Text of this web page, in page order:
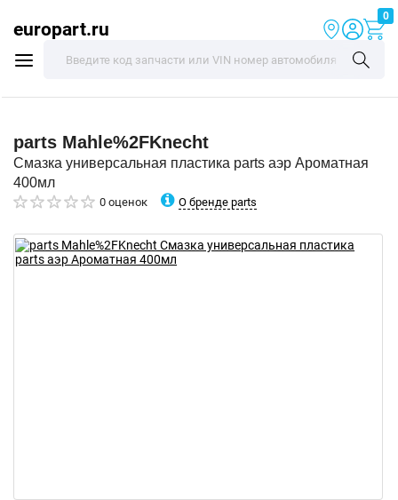
europart.ru
0
parts Mahle%2FKnecht
Смазка универсальная пластика parts аэр Ароматная
400мл
0 оценок О бренде parts